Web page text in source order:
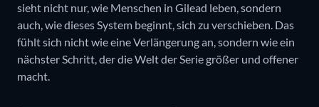
sieht nicht nur, wie Menschen in Gilead leben, sondern
auch, wie dieses System beginnt, sich zu verschieben. Das
fühlt sich nicht wie eine Verlängerung an, sondern wie ein
nächster Schritt, der die Welt der Serie größer und offener
macht.